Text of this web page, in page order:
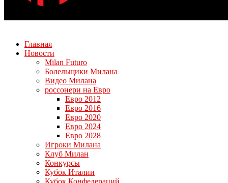
Главная
Новости
Milan Futuro
Болельщики Милана
Видео Милана
россонери на Евро
Евро 2012
Евро 2016
Евро 2020
Евро 2024
Евро 2028
Игроки Милана
Клуб Милан
Конкурсы
Кубок Италии
Кубок Конфедераций